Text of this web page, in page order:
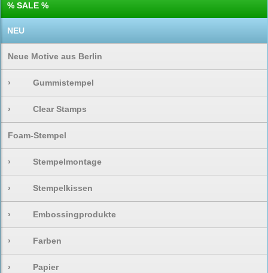
% SALE %
NEU
Neue Motive aus Berlin
› Gummistempel
› Clear Stamps
Foam-Stempel
› Stempelmontage
› Stempelkissen
› Embossingprodukte
› Farben
› Papier